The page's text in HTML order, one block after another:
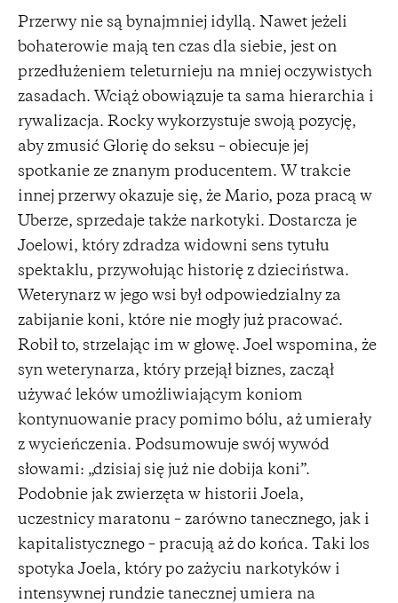
Przerwy nie są bynajmniej idyllą. Nawet jeżeli
bohaterowie mają ten czas dla siebie, jest on
przedłużeniem teleturnieju na mniej oczywistych
zasadach. Wciąż obowiązuje ta sama hierarchia i
rywalizacja. Rocky wykorzystuje swoją pozycję,
aby zmusić Glorię do seksu – obiecuje jej
spotkanie ze znanym producentem. W trakcie
innej przerwy okazuje się, że Mario, poza pracą w
Uberze, sprzedaje także narkotyki. Dostarcza je
Joelowi, który zdradza widowni sens tytułu
spektaklu, przywołując historię z dzieciństwa.
Weterynarz w jego wsi był odpowiedzialny za
zabijanie koni, które nie mogły już pracować.
Robił to, strzelając im w głowę. Joel wspomina, że
syn weterynarza, który przejął biznes, zaczął
używać leków umożliwiającym koniom
kontynuowanie pracy pomimo bólu, aż umierały
z wycieńczenia. Podsumowuje swój wywód
słowami: „dzisiaj się już nie dobija koni”.
Podobnie jak zwierzęta w historii Joela,
uczestnicy maratonu – zarówno tanecznego, jak i
kapitalistycznego – pracują aż do końca. Taki los
spotyka Joela, który po zażyciu narkotyków i
intensywnej rundzie tanecznej umiera na